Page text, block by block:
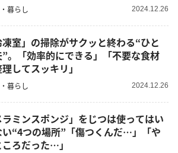
暮らし 2024.12.26
凍室」の掃除がサクッと終わる“ひと
。「効率的にできる」「不要な食材
してスッキリ」
暮らし 2024.12.26
ラミンスポンジ」をじつは使ってはい
い“4つの場所”「傷つくんだ…」「や
ろだった…」